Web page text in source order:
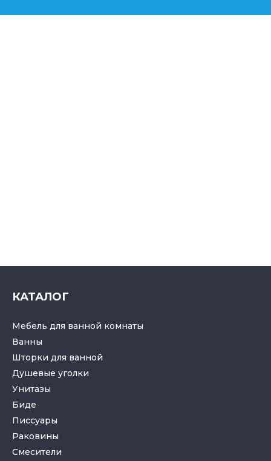
КАТАЛОГ
Мебель для ванной комнаты
Ванны
Шторки для ванной
Душевые уголки
Унитазы
Биде
Писсуары
Раковины
Смесители